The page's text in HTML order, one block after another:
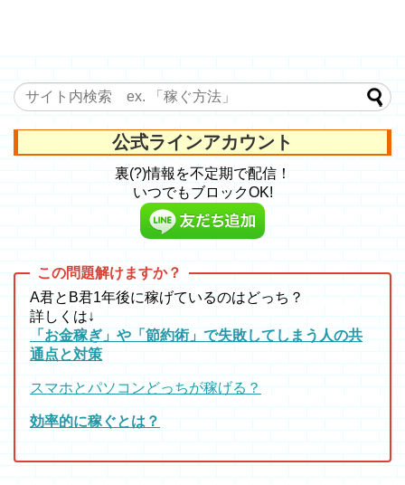
公式ラインアカウント
裏(?)情報を不定期で配信！
いつでもブロックOK!
A君とB君1年後に稼げているのはどっち？
詳しくは↓
「お金稼ぎ」や「節約術」で失敗してしまう人の共
通点と対策
スマホとパソコンどっちが稼げる？
効率的に稼ぐとは？